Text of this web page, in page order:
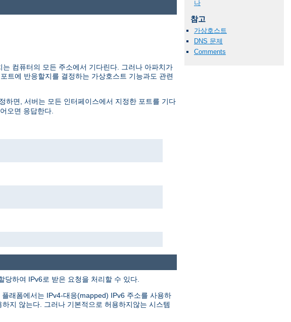
나
참고
가상호스트
DNS 문제
Comments
컴퓨터의 모든 주소에서 기다린다. 그러나 아파치가
트에 반응할지를 결정하는 가상호스트 기능과도 관련
하면, 서버는 모든 인터페이스에서 지정한 포트를 기다
오면 응답한다.
하여 IPv6로 받은 요청을 처리할 수 있다.
래폼에서는 IPv4-대응(mapped) IPv6 주소를 사용하
지 않는다. 그러나 기본적으로 허용하지않는 시스템